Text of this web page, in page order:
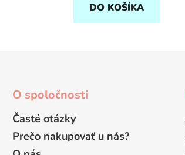
DO KOŠÍKA
O spoločnosti
Časté otázky
Prečo nakupovať u nás?